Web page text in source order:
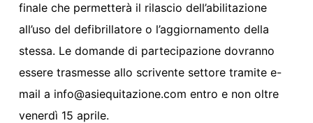
finale che permetterà il rilascio dell’abilitazione
all’uso del defibrillatore o l’aggiornamento della
stessa. Le domande di partecipazione dovranno
essere trasmesse allo scrivente settore tramite e-
mail a info@asiequitazione.com entro e non oltre
venerdì 15 aprile.